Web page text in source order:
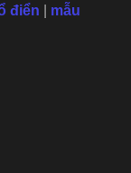
điển
mẫu